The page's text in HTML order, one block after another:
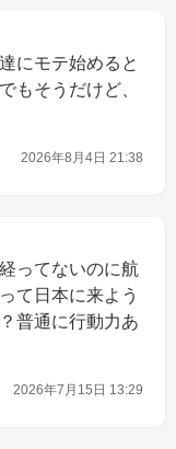
にモテ始めると
もそうだけど、
2026年8月4日 21:38
ってないのに航
て日本に来よう
普通に行動力あ
2026年7月15日 13:29